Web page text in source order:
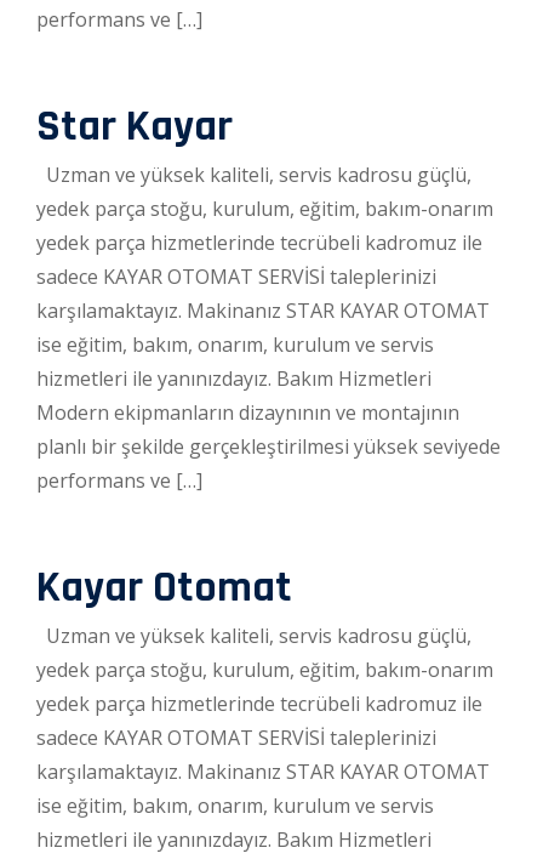
performans ve […]
Star Kayar
Uzman ve yüksek kaliteli, servis kadrosu güçlü,
yedek parça stoğu, kurulum, eğitim, bakım-onarım
yedek parça hizmetlerinde tecrübeli kadromuz ile
sadece KAYAR OTOMAT SERVİSİ taleplerinizi
karşılamaktayız. Makinanız STAR KAYAR OTOMAT
ise eğitim, bakım, onarım, kurulum ve servis
hizmetleri ile yanınızdayız. Bakım Hizmetleri
Modern ekipmanların dizaynının ve montajının
planlı bir şekilde gerçekleştirilmesi yüksek seviyede
performans ve […]
Kayar Otomat
Uzman ve yüksek kaliteli, servis kadrosu güçlü,
yedek parça stoğu, kurulum, eğitim, bakım-onarım
yedek parça hizmetlerinde tecrübeli kadromuz ile
sadece KAYAR OTOMAT SERVİSİ taleplerinizi
karşılamaktayız. Makinanız STAR KAYAR OTOMAT
ise eğitim, bakım, onarım, kurulum ve servis
hizmetleri ile yanınızdayız. Bakım Hizmetleri